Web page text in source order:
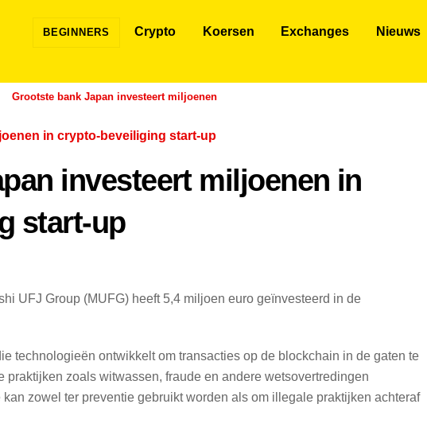
BEGINNERS Crypto Koersen Exchanges Nieuws
Grootste bank Japan investeert miljoenen
investeert miljoenen in
start-up
UFJ Group (MUFG) heeft 5,4 miljoen euro geïnvesteerd in de
technologieën ontwikkelt om transacties op de blockchain in de gaten te
praktijken zoals witwassen, fraude en andere wetsovertredingen
zowel ter preventie gebruikt worden als om illegale praktijken achteraf